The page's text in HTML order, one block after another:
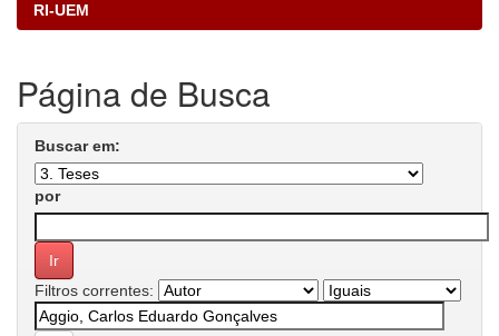
RI-UEM
Página de Busca
Buscar em:
por
Filtros correntes: